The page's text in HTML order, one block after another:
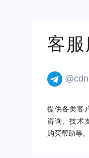
客
提供各类客
咨询、技术
购买帮助等。